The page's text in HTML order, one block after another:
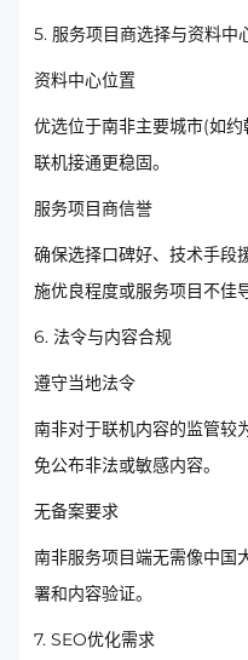
5. 服务项目商选择与资料中
资料中心位置
优选位于南非主要城市(如约
联机接通更稳固。
服务项目商信誉
确保选择口碑好、技术手段
施优良程度或服务项目不佳
6. 法令与内容合规
遵守当地法令
南非对于联机内容的监管较
免公布非法或敏感内容。
无备案要求
南非服务项目端无需像中国
署和内容验证。
7. SEO优化需求